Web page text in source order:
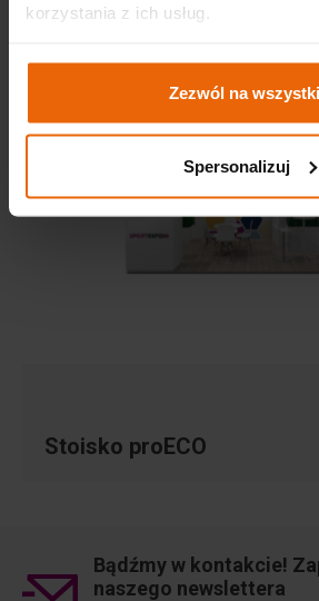
korzystania z ich usług.
Zezwól na
Spersonalizuj
· wieszak
Stoisko proECO
Bądźmy w kontakcie!
naszego newslettera